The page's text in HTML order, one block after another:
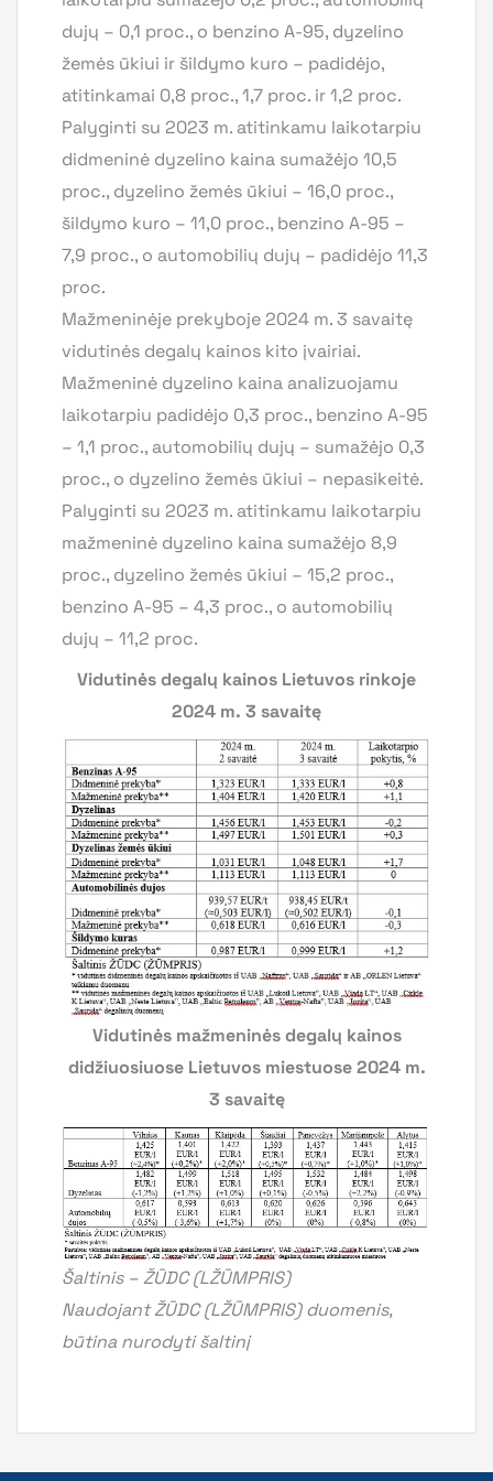
dujų – 0,1 proc., o benzino A-95, dyzelino
žemės ūkiui ir šildymo kuro – padidėjo,
atitinkamai 0,8 proc., 1,7 proc. ir 1,2 proc.
Palyginti su 2023 m. atitinkamu laikotarpiu
didmeninė dyzelino kaina sumažėjo 10,5
proc., dyzelino žemės ūkiui – 16,0 proc.,
šildymo kuro – 11,0 proc., benzino A-95 –
7,9 proc., o automobilių dujų – padidėjo 11,3
proc.
Mažmeninėje prekyboje 2024 m. 3 savaitę
vidutinės degalų kainos kito įvairiai.
Mažmeninė dyzelino kaina analizuojamu
laikotarpiu padidėjo 0,3 proc., benzino A-95
– 1,1 proc., automobilių dujų – sumažėjo 0,3
proc., o dyzelino žemės ūkiui – nepasikeitė.
Palyginti su 2023 m. atitinkamu laikotarpiu
mažmeninė dyzelino kaina sumažėjo 8,9
proc., dyzelino žemės ūkiui – 15,2 proc.,
benzino A-95 – 4,3 proc., o automobilių
dujų – 11,2 proc.
Vidutinės degalų kainos Lietuvos rinkoje
2024 m. 3 savaitę
Vidutinės mažmeninės degalų kainos
didžiuosiuose Lietuvos miestuose 2024 m.
3 savaitę
Šaltinis – ŽŪDC (LŽŪMPRIS)
Naudojant ŽŪDC (LŽŪMPRIS) duomenis,
būtina nurodyti šaltinį